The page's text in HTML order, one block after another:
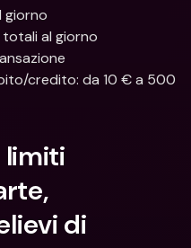
giorno
totali al giorno
credito: da 10 € a 500
limiti
di